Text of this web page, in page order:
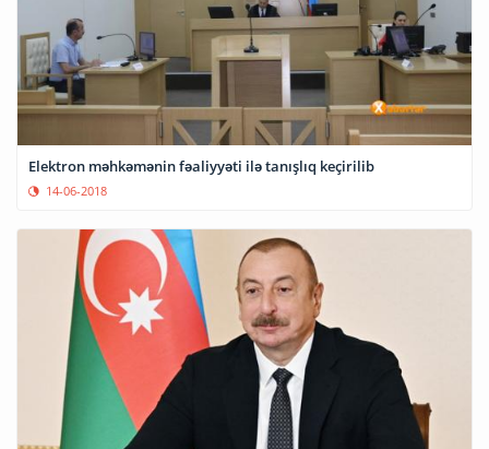
Elektron məhkəmənin fəaliyyəti ilə tanışlıq keçirilib
14-06-2018